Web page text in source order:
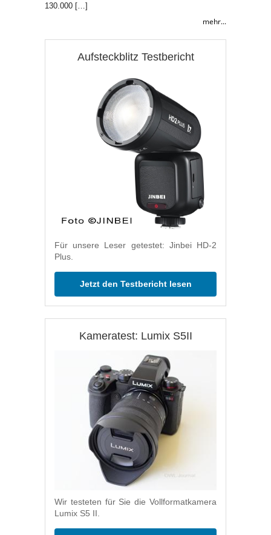
130.000 […]
mehr...
Aufsteckblitz Testbericht
Für unsere Leser getestet: Jinbei HD-2
Plus.
Jetzt den Testbericht lesen
Kameratest: Lumix S5II
Wir testeten für Sie die Vollformatkamera
Lumix S5 II.